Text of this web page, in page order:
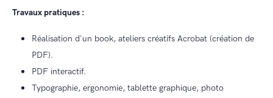
Travaux pratiques :
Réalisation d'un book, ateliers créatifs Acrobat (création de
PDF).
PDF interactif.
Typographie, ergonomie, tablette graphique, photo